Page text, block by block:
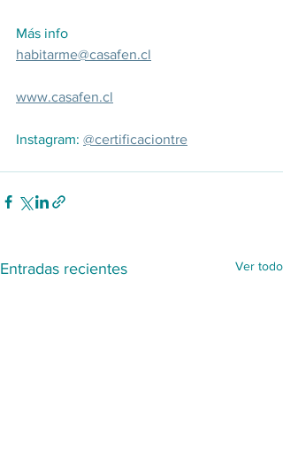
Más info
habitarme@casafen.cl
www.casafen.cl
Instagram: @certificaciontre
Entradas recientes Ver todo